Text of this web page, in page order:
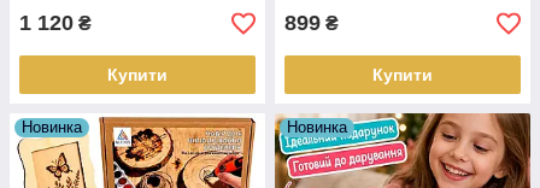
1 120 ₴
Купити
899 ₴
Купити
Новинка Новинка